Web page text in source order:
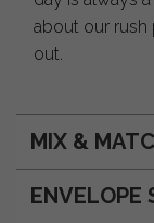
about our
out.
MIX &
ENVELOPE